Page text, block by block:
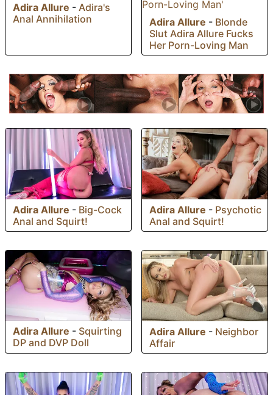
Adira Allure - Adira's
Anal Annihilation
Adira Allure - Blonde
Slut Adira Allure Fucks
Her Porn-Loving Man
Adira Allure - Big-Cock
Anal and Squirt!
Adira Allure - Psychotic
Anal and Squirt!
Adira Allure - Squirting
DP and DVP Doll
Adira Allure - Neighbor
Affair